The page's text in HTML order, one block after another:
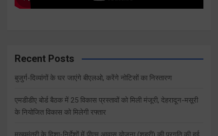
Recent Posts
बुजुर्ग-दिव्यांगों के घर जाएंगे बीएलओ, करेंगे नोटिसों का निस्तारण
एमडीडीए बोर्ड बैठक में 25 विकास प्रस्तावों को मिली मंजूरी, देहरादून-मसूरी
के नियोजित विकास को मिलेगी रफ्तार